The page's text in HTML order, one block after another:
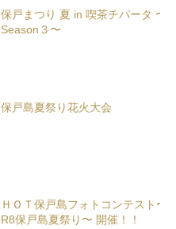
保戸まつり 夏 in 喫茶チパータ 〜
Season３〜
保戸島夏祭り花火大会
ＨＯＴ保戸島フォトコンテスト〜
R8保戸島夏祭り〜 開催！！